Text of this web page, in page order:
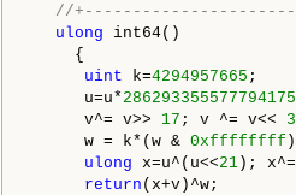
//
ulong int64()
{
uint k=4294957665 ;
u=u*
v^= v>> 17 ; v ^= v<<
w = k*(w & 0xffffffff
ulong x=u^(u<<21);
return (x+v)^w;